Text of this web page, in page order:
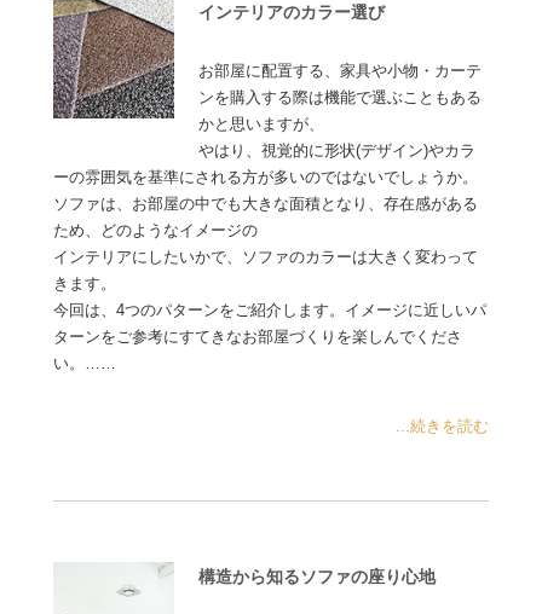
インテリアのカラー選び
お部屋に配置する、家具や小物・カーテ
ンを購入する際は機能で選ぶこともある
かと思いますが、
やはり、視覚的に形状(デザイン)やカラ
ーの雰囲気を基準にされる方が多いのではないでしょうか。
ソファは、お部屋の中でも大きな面積となり、存在感がある
ため、どのようなイメージの
インテリアにしたいかで、ソファのカラーは大きく変わって
きます。
今回は、4つのパターンをご紹介します。イメージに近しいパ
ターンをご参考にすてきなお部屋づくりを楽しんでくださ
い。……
...続きを読む
構造から知るソファの座り心地